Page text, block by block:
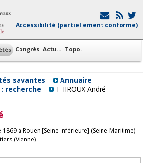
Accessibilité (partiellement conforme)
Congrès Actu... Topo.
savantes
Annuaire
recherche
THIROUX André
à Rouen [Seine-Inférieure] (Seine-Maritime) -
(Vienne)